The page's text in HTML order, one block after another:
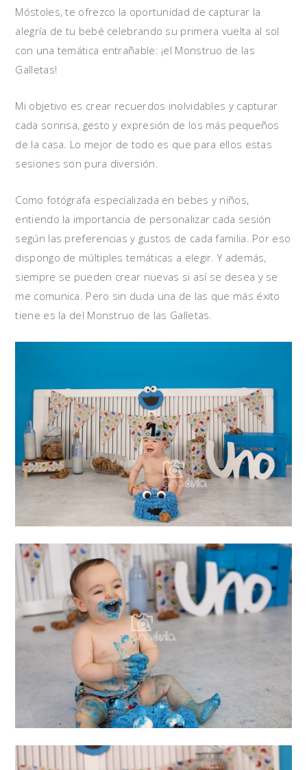
Móstoles, te ofrezco la oportunidad de capturar la
alegría de tu bebé celebrando su primera vuelta al sol
con una temática entrañable: ¡el Monstruo de las
Galletas!
Mi objetivo es crear recuerdos inolvidables y capturar
cada sonrisa, gesto y expresión de los más pequeños
de la casa. Lo mejor de todo es que para ellos estas
sesiones son pura diversión.
Como fotógrafa especializada en bebes y niños,
entiendo la importancia de personalizar cada sesión
según las preferencias y gustos de cada familia. Por eso
dispongo de múltiples temáticas a elegir. Y además,
siempre se pueden crear nuevas si así se desea y se
me comunica. Pero sin duda una de las que más éxito
tiene es la del Monstruo de las Galletas.